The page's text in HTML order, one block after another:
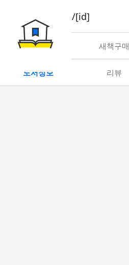
book/rent/[id]
대여 새책구매
도서정보 리뷰